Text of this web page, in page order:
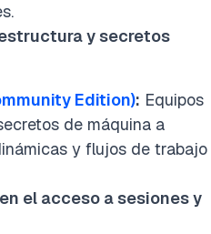
y secretos
Edition): Equipos
de máquina a
y flujos de trabajo
el acceso a sesiones y